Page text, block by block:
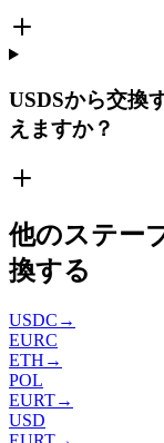
USDSから交換
えますか？
他のステー
換する
USDC →
EURC
ETH →
POL
EURT→
USD